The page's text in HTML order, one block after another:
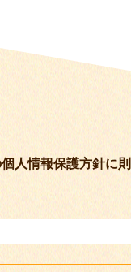
人情報保護方針に